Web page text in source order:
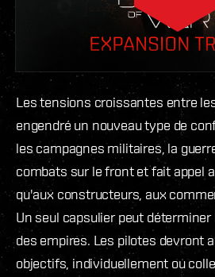
Les tensions croissantes entre
engendré un nouveau type de
les campagnes militaires, la
combats sur le front et fait appel
qu'aux constructeurs, aux
Un seul capsulier peut
des empires. Les pilotes devront
objectifs, individuellement ou